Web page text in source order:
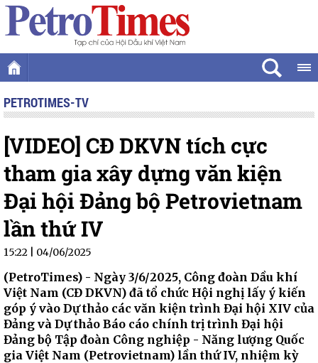
PETROTIMES-TV
[VIDEO] CĐ DKVN tích cực
tham gia xây dựng văn kiện
Đại hội Đảng bộ Petrovietnam
lần thứ IV
15:22 | 04/06/2025
(PetroTimes) - Ngày 3/6/2025, Công đoàn Dầu khí
Việt Nam (CĐ DKVN) đã tổ chức Hội nghị lấy ý kiến
góp ý vào Dự thảo các văn kiện trình Đại hội XIV của
Đảng và Dự thảo Báo cáo chính trị trình Đại hội
Đảng bộ Tập đoàn Công nghiệp - Năng lượng Quốc
gia Việt Nam (Petrovietnam) lần thứ IV, nhiệm kỳ